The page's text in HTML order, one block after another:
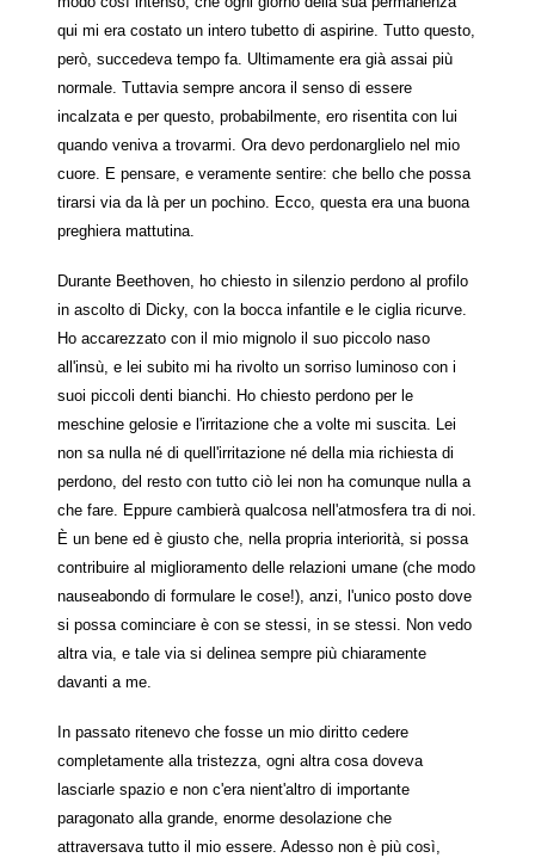
qui mi era costato un intero tubetto di aspirine. Tutto questo,
però, succedeva tempo fa. Ultimamente era già assai più
normale. Tuttavia sempre ancora il senso di essere
incalzata e per questo, probabilmente, ero risentita con lui
quando veniva a trovarmi. Ora devo perdonarglielo nel mio
cuore. E pensare, e veramente sentire: che bello che possa
tirarsi via da là per un pochino. Ecco, questa era una buona
preghiera mattutina.
Durante Beethoven, ho chiesto in silenzio perdono al profilo
in ascolto di Dicky, con la bocca infantile e le ciglia ricurve.
Ho accarezzato con il mio mignolo il suo piccolo naso
all'insù, e lei subito mi ha rivolto un sorriso luminoso con i
suoi piccoli denti bianchi. Ho chiesto perdono per le
meschine gelosie e l'irritazione che a volte mi suscita. Lei
non sa nulla né di quell'irritazione né della mia richiesta di
perdono, del resto con tutto ciò lei non ha comunque nulla a
che fare. Eppure cambierà qualcosa nell'atmosfera tra di noi.
È un bene ed è giusto che, nella propria interiorità, si possa
contribuire al miglioramento delle relazioni umane (che modo
nauseabondo di formulare le cose!), anzi, l'unico posto dove
si possa cominciare è con se stessi, in se stessi. Non vedo
altra via, e tale via si delinea sempre più chiaramente
davanti a me.
In passato ritenevo che fosse un mio diritto cedere
completamente alla tristezza, ogni altra cosa doveva
lasciarle spazio e non c'era nient'altro di importante
paragonato alla grande, enorme desolazione che
attraversava tutto il mio essere. Adesso non è più così,